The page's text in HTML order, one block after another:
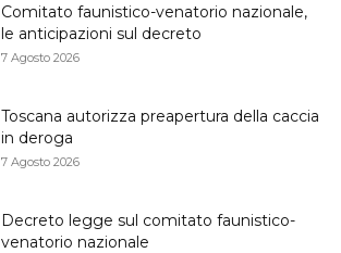
Comitato faunistico-venatorio nazionale,
le anticipazioni sul decreto
7 Agosto 2026
Toscana autorizza preapertura della caccia
in deroga
7 Agosto 2026
Decreto legge sul comitato faunistico-
venatorio nazionale